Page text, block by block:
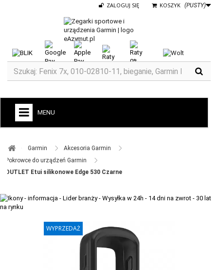
KOSZYK (PUSTY)
ZALOGUJ SIĘ
MENU
ZEGARKI DO BIEGANIA
ZEGARKI DLA DZIECI GARMIN
+
TACX
ELITE
Garmin ​
Akcesoria Garmin ​
Pokrowce do urządzeń Garmin ​
OUTLET Etui silikonowe Edge 530 Czarne
WYPRZEDAŻ